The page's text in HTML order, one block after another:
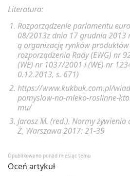
Literatura:
Rozporządzenie parlamentu
08/2013z dnia 17 grudnia 2013
ą organizację rynków
rozporządzenia Rady (EWG) nr
(WE) nr 1037/2001 i (WE) nr
0.12.2013, s. 671)
https://www.kukbuk.com.pl/
pomyslow-na-mleko-roslinne-
mu/
Jarosz M. (red.). Normy
Ż, Warszawa 2017: 21-39
Opublikowano ponad miesiąc temu
Oceń artykuł